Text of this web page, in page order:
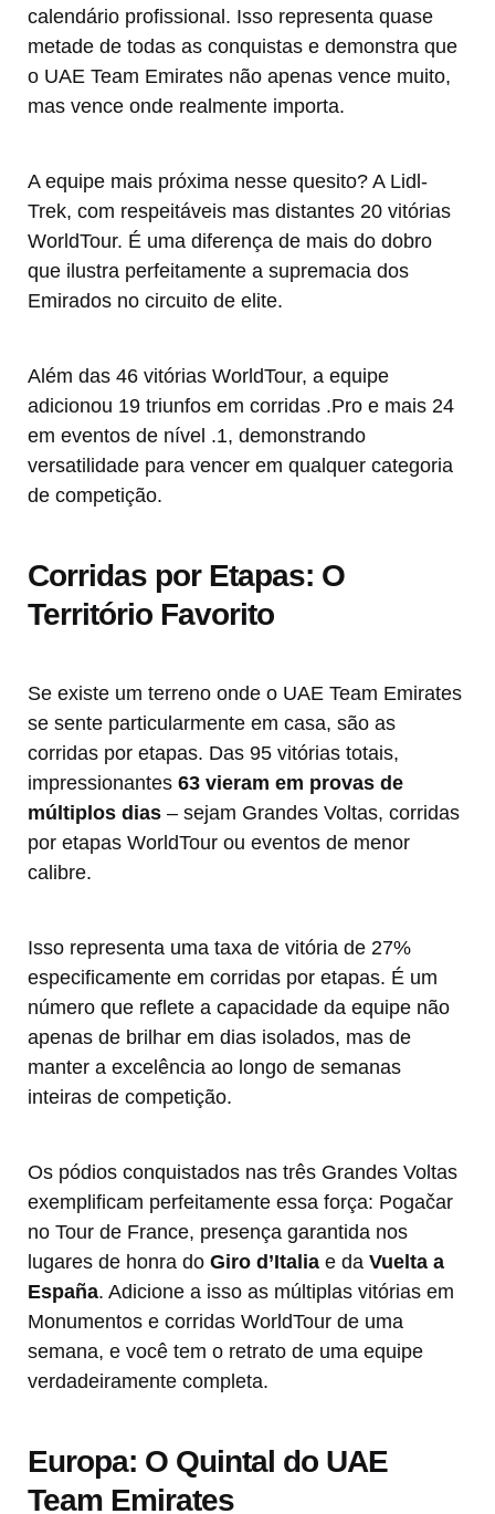
calendário profissional. Isso representa quase
metade de todas as conquistas e demonstra que
o UAE Team Emirates não apenas vence muito,
mas vence onde realmente importa.
A equipe mais próxima nesse quesito? A Lidl-
Trek, com respeitáveis mas distantes 20 vitórias
WorldTour. É uma diferença de mais do dobro
que ilustra perfeitamente a supremacia dos
Emirados no circuito de elite.
Além das 46 vitórias WorldTour, a equipe
adicionou 19 triunfos em corridas .Pro e mais 24
em eventos de nível .1, demonstrando
versatilidade para vencer em qualquer categoria
de competição.
Corridas por Etapas: O
Território Favorito
Se existe um terreno onde o UAE Team Emirates
se sente particularmente em casa, são as
corridas por etapas. Das 95 vitórias totais,
impressionantes 63 vieram em provas de
múltiplos dias – sejam Grandes Voltas, corridas
por etapas WorldTour ou eventos de menor
calibre.
Isso representa uma taxa de vitória de 27%
especificamente em corridas por etapas. É um
número que reflete a capacidade da equipe não
apenas de brilhar em dias isolados, mas de
manter a excelência ao longo de semanas
inteiras de competição.
Os pódios conquistados nas três Grandes Voltas
exemplificam perfeitamente essa força: Pogačar
no Tour de France, presença garantida nos
lugares de honra do Giro d’Italia e da Vuelta a
España. Adicione a isso as múltiplas vitórias em
Monumentos e corridas WorldTour de uma
semana, e você tem o retrato de uma equipe
verdadeiramente completa.
Europa: O Quintal do UAE
Team Emirates